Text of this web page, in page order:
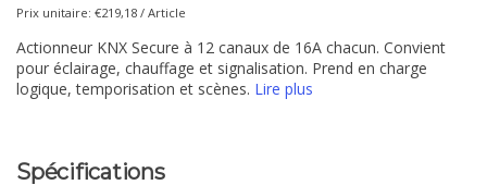
Prix unitaire: €219,18 / Article
Actionneur KNX Secure à 12 canaux de 16A chacun. Convient
pour éclairage, chauffage et signalisation. Prend en charge
logique, temporisation et scènes. Lire plus
Spécifications